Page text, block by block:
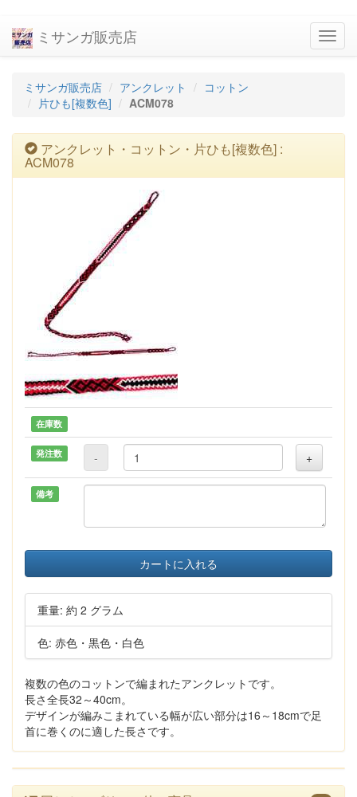
ミサンガ販売店
ミサンガ販売店 アンクレット
コットン
片ひも[複数色]
ACM078
アンクレット・コットン・片ひも[複数色] :
ACM078
在庫数
発注数 - +
備考
カートに入れる
重量: 約 2 グラム
色: 赤色・黒色・白色
複数の色のコットンで編まれたアンクレットです。
長さ全長32～40cm。
デザインが編みこまれている幅が広い部分は16～18cmで足
首に巻くのに適した長さです。